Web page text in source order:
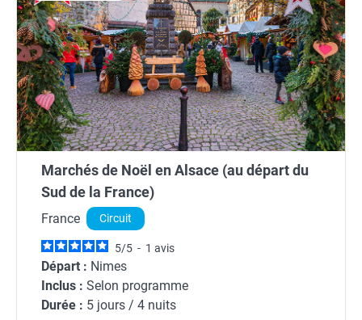
Marchés de Noël en Alsace (au départ du
Sud de la France)
France Circuit
5/5 - 1 avis
Départ : Nimes
Inclus : Selon programme
Durée : 5 jours / 4 nuits